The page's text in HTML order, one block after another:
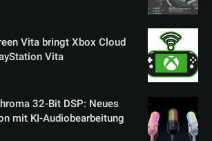
Vita bringt Xbox Cloud
Vita
32-Bit DSP: Neues
mit KI-Audiobearbeitung